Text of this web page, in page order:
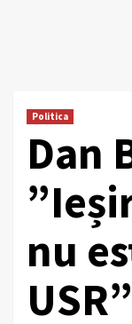
Politica
Dan
nu
USR”